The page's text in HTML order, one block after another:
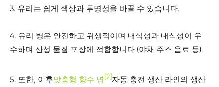
3. 유리는 쉽게 색상과 투명성을 바꿀 수 있습니다.
4. 유리 병은 안전하고 위생적이며 내식성과 내식성이 우
수하며 산성 물질 포장에 적합합니다 (야채 주스 음료 등).
5. 또한, 이후맞춤형 향수 병 [2]자동 충전 생산 라인의 생산